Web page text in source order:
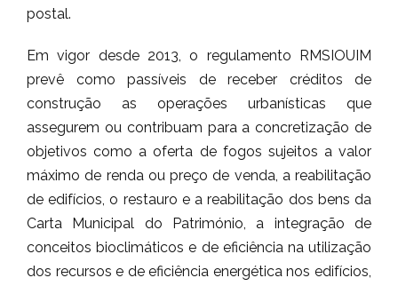
postal.
Em vigor desde 2013, o regulamento RMSIOUIM
prevê como passíveis de receber créditos de
construção as operações urbanísticas que
assegurem ou contribuam para a concretização de
objetivos como a oferta de fogos sujeitos a valor
máximo de renda ou preço de venda, a reabilitação
de edifícios, o restauro e a reabilitação dos bens da
Carta Municipal do Património, a integração de
conceitos bioclimáticos e de eficiência na utilização
dos recursos e de eficiência energética nos edifícios,